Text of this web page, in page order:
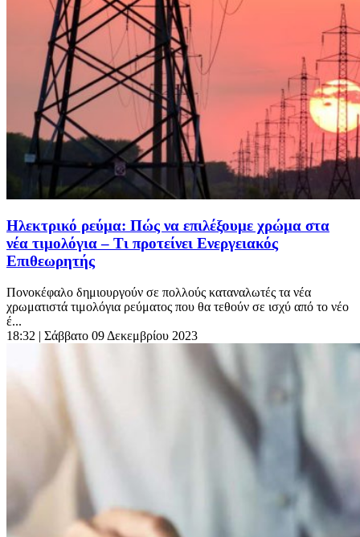
Ηλεκτρικό ρεύμα: Πώς να επιλέξουμε χρώμα στα
νέα τιμολόγια – Τι προτείνει Ενεργειακός
Επιθεωρητής
Πονοκέφαλο δημιουργούν σε πολλούς καταναλωτές τα νέα
χρωματιστά τιμολόγια ρεύματος που θα τεθούν σε ισχύ από το νέο
έ...
18:32 | Σάββατο 09 Δεκεμβρίου 2023